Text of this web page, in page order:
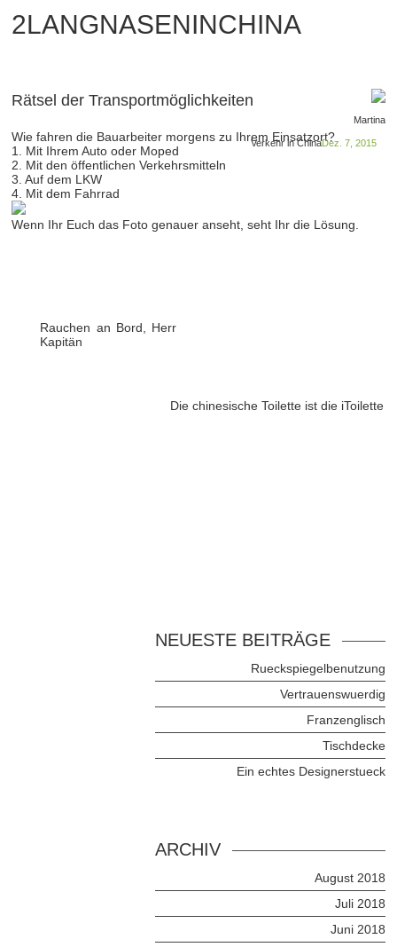
2LANGNASENINCHINA
Rätsel der Transportmöglichkeiten
Martina
Dez. 7, 2015
Verkehr in China
Wie fahren die Bauarbeiter morgens zu Ihrem Einsatzort?
1. Mit Ihrem Auto oder Moped
2. Mit den öffentlichen Verkehrsmitteln
3. Auf dem LKW
4. Mit dem Fahrrad
Wenn Ihr Euch das Foto genauer anseht, seht Ihr die Lösung.
Rauchen an Bord, Herr
Kapitän
Die chinesische Toilette ist die iToilette
NEUESTE BEITRÄGE
Rueckspiegelbenutzung
Vertrauenswuerdig
Franzenglisch
Tischdecke
Ein echtes Designerstueck
ARCHIV
August 2018
Juli 2018
Juni 2018